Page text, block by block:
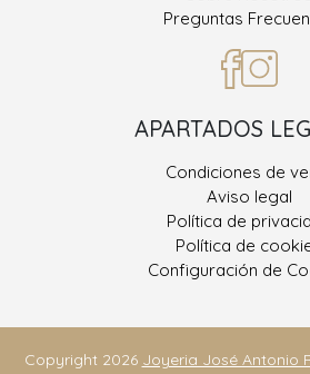
Preguntas
APARTADOS
Condiciones de
Aviso legal
Política de
Política de
Configuración de
Copyright 2026 Joyeria José Antonio